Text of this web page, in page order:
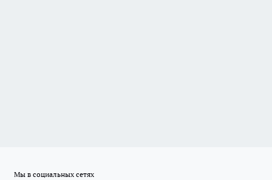
Мы в социальных сетях